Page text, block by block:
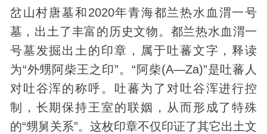
岔山村唐墓和2020年青海都兰热水血渭一号
墓，出土了丰富的历史文物。都兰热水血渭一
号墓发掘出土的印章，属于吐蕃文字，释读
为“外甥阿柴王之印”。“阿柴(A—Za)”是吐蕃人
对吐谷浑的称呼。吐蕃为了对吐谷浑进行控
制，长期保持王室的联姻，从而形成了特殊
的“甥舅关系”。这枚印章不仅印证了其它出土文